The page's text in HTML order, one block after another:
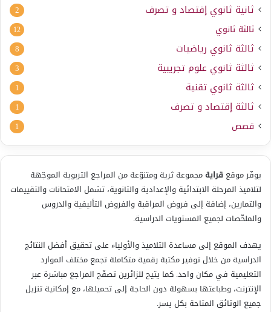
ثانية ثانوي إقتصاد و تصرف 2
ثالثة ثانوي 12
ثالثة ثانوي رياضيات 8
ثالثة ثانوي علوم تجريبية 3
ثالثة ثانوي تقنية 1
ثالثة إقتصاد و تصرف 1
قصص 1
يوفّر موقع قرايةمجموعة ثرية ومتنوّعة من المراجع التربوية الموجّهة
لتلاميذ المرحلة الابتدائية والإعدادية والثانوية، تشمل الامتحانات والتقييمات
والتمارين، إضافة إلى فروض المراقبة والفروض التأليفية والدروس
والملخّصات لجميع المستويات الدراسية.
يهدف الموقع إلى مساعدة التلاميذ والأولياء على تحقيق أفضل النتائج
الدراسية من خلال توفير مكتبة رقمية متكاملة تجمع مختلف الموارد
التعليمية في مكان واحد. كما يتيح للزائرين تصفّح المراجع مباشرة عبر
الإنترنت، وطباعتها بسهولة دون الحاجة إلى تحميلها، مع إمكانية تنزيل
جميع الوثائق المتاحة بكل يسر.